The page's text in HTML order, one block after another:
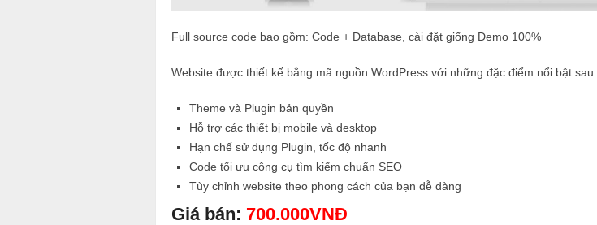
Full source code bao gồm: Code + Database, cài đặt giống Demo 100%
Website được thiết kế bằng mã nguồn WordPress với những đặc điểm nổi bật sau:
Theme và Plugin bản quyền
Hỗ trợ các thiết bị mobile và desktop
Hạn chế sử dụng Plugin, tốc độ nhanh
Code tối ưu công cụ tìm kiếm chuẩn SEO
Tùy chỉnh website theo phong cách của bạn dễ dàng
Giá bán: 700.000VNĐ